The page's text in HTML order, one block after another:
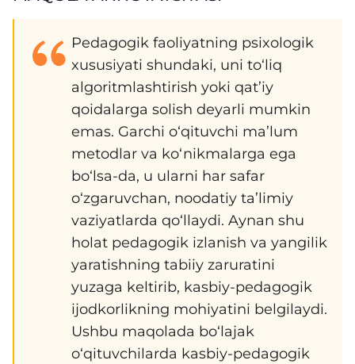
Pedagogik faoliyatning psixologik
xususiyati shundaki, uni to‘liq
algoritmlashtirish yoki qat’iy
qoidalarga solish deyarli mumkin
emas. Garchi o‘qituvchi ma’lum
metodlar va ko‘nikmalarga ega
bo‘lsa-da, u ularni har safar
o‘zgaruvchan, noodatiy ta’limiy
vaziyatlarda qo‘llaydi. Aynan shu
holat pedagogik izlanish va yangilik
yaratishning tabiiy zaruratini
yuzaga keltirib, kasbiy-pedagogik
ijodkorlikning mohiyatini belgilaydi.
Ushbu maqolada bo‘lajak
o‘qituvchilarda kasbiy-pedagogik